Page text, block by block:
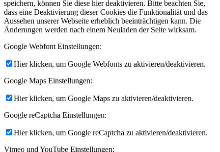
speichern, können Sie diese hier deaktivieren. Bitte beachten Sie,
dass eine Deaktivierung dieser Cookies die Funktionalität und das
Aussehen unserer Webseite erheblich beeinträchtigen kann. Die
Änderungen werden nach einem Neuladen der Seite wirksam.
Google Webfont Einstellungen:
Hier klicken, um Google Webfonts zu aktivieren/deaktivieren.
Google Maps Einstellungen:
Hier klicken, um Google Maps zu aktivieren/deaktivieren.
Google reCaptcha Einstellungen:
Hier klicken, um Google reCaptcha zu aktivieren/deaktivieren.
Vimeo und YouTube Einstellungen: